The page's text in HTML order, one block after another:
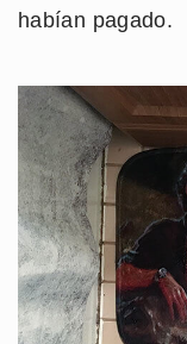
habían pagado.